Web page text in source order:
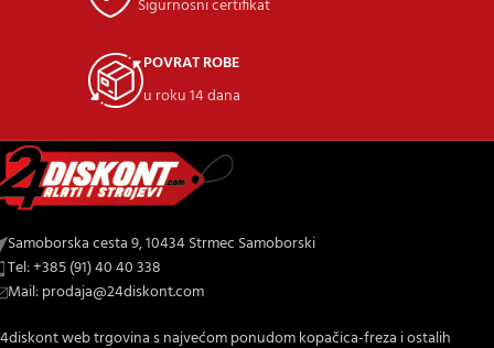
Sigurnosni certifikat
POVRAT ROBE
u roku 14 dana
Samoborska cesta 9, 10434 Strmec Samoborski
Tel: +385 (91) 40 40 338
Mail: prodaja@24diskont.com
web trgovina s najvećom ponudom kopačica-freza i ostalih